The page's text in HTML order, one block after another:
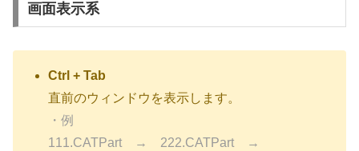
画面表示系
Ctrl + Tab
直前のウィンドウを表示します。
・例
111.CATPart → 222.CATPart →